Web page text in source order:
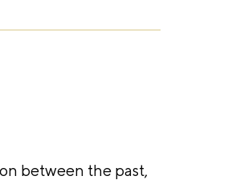
between the past,